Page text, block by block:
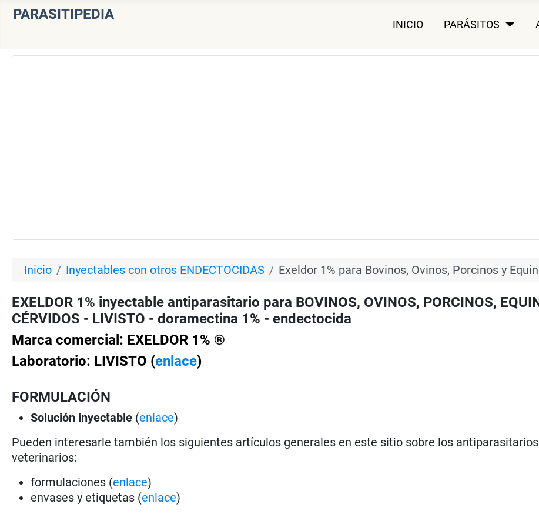
PARASITIPEDIA
INICIO PARÁSITOS
Inicio Inyectables con otros ENDECTOCIDAS Exeldor 1% para Bovinos, Ovinos, Porcinos y
EXELDOR 1% inyectable antiparasitario para BOVINOS, OVINOS, PORCINOS,
CÉRVIDOS - LIVISTO - doramectina 1% - endectocida
Marca comercial: EXELDOR 1% ®
Laboratorio: LIVISTO (enlace)
FORMULACIÓN
Solución inyectable (enlace)
Pueden interesarle también los siguientes artículos generales en este sitio sobre los antiparasitarios
veterinarios:
formulaciones (enlace)
envases y etiquetas (enlace)